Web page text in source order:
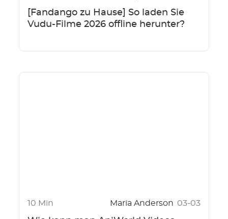
[Fandango zu Hause] So laden Sie
Vudu-Filme 2026 offline herunter?
10 Min Maria Anderson 03-03